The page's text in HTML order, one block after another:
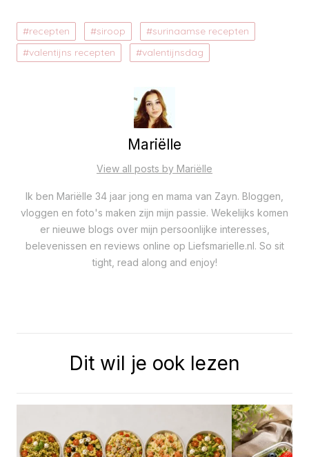
recepten siroop
surinaamse recepten
valentijns recepten
valentijnsdag
Mariëlle
View all posts by Mariëlle
Ik ben Mariëlle 34 jaar jong en mama van Zayn. Bloggen,
vloggen en foto's maken zijn mijn passie. Wekelijks komen
er nieuwe blogs over mijn persoonlijke interesses,
belevenissen en reviews online op Liefsmarielle.nl. So sit
tight, read along and enjoy!
Dit wil je ook lezen